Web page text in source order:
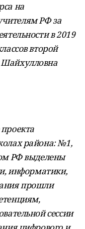
на
РФ за
в 2019
второй
района: №1,
РФ выделены
информатики,
прошли
сессии